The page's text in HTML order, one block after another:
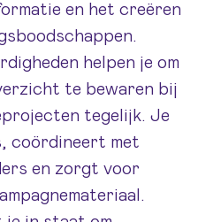
en het creëren
helpen je om
te bewaren bij
tegelijk. Je
coördineert met
en zorgt voor